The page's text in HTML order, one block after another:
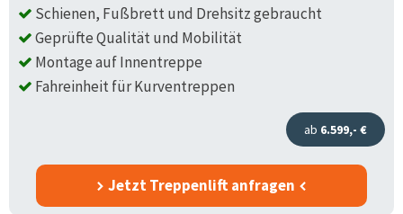
Schienen, Fußbrett und Drehsitz gebraucht
Geprüfte Qualität und Mobilität
Montage auf Innentreppe
Fahreinheit für Kurventreppen
ab 6.599,- €
Jetzt Treppenlift anfragen